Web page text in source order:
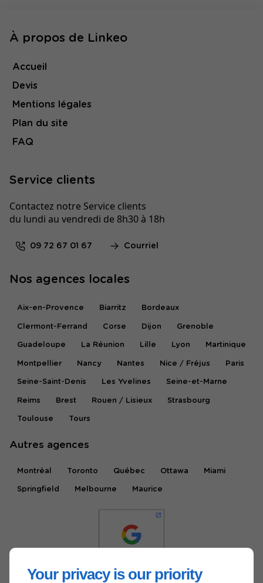
Your privacy is our priority
À propos de Linkeo
Accueil
Devis
Mentions légales
Plan du site
FAQ
Service clients
Contactez notre Service clients
du lundi au vendredi de 8h30 à 18h
09 72 67 01 67 Courriel
Nos agences locales
Aix-en-Provence Biarritz Bordeaux
Clermont-Ferrand Corse Dijon Grenoble
Guadeloupe La Réunion Lille Lyon Martinique
Montpellier Nancy Nantes Nice / Fréjus Paris
Seine-Saint-Denis Les Yvelines Seine-et-Marne
Reims Brest Rouen / Lisieux Strasbourg
Toulouse Tours
Autres agences
Montréal Toronto Québec Ottawa Miami
Springfield Melbourne Maurice